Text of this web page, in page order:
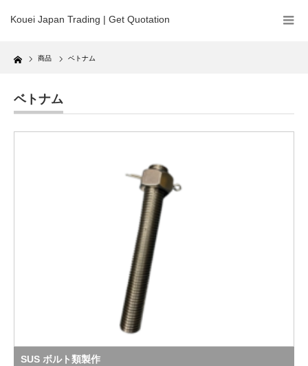
Kouei Japan Trading | Get Quotation
Home 商品 ベトナム
ベトナム
SUS ボルト類製作